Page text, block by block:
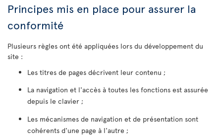
Principes mis en place pour assurer la
conformité
Plusieurs règles ont été appliquées lors du développement du
site :
Les titres de pages décrivent leur contenu ;
La navigation et l'accès à toutes les fonctions est assurée
depuis le clavier ;
Les mécanismes de navigation et de présentation sont
cohérents d'une page à l'autre ;